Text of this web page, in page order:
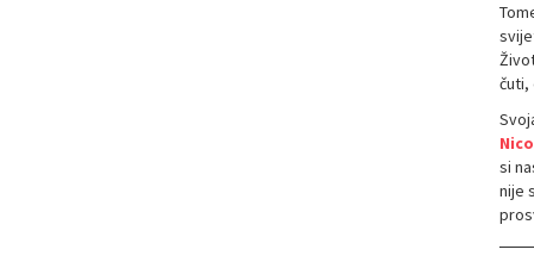
čuti,
si
nije